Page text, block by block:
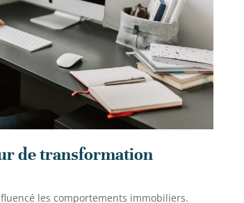
de transformation
les comportements immobiliers.